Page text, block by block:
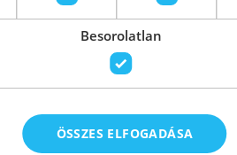
-15% Raktáron
Besorolatlan
ÖSSZES ELFOGADÁSA